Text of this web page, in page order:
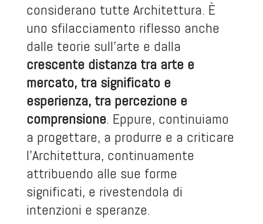
considerano tutte Architettura. È
uno sfilacciamento riflesso anche
dalle teorie sull’arte e dalla
crescente distanza tra arte e
mercato, tra significato e
esperienza, tra percezione e
comprensione. Eppure, continuiamo
a progettare, a produrre e a criticare
l’Architettura, continuamente
attribuendo alle sue forme
significati, e rivestendola di
intenzioni e speranze.